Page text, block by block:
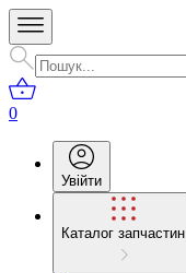
0
Увійти
Каталог запчастин